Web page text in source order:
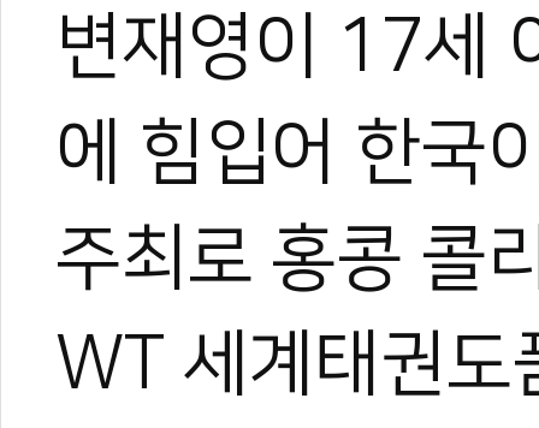
변재영이 17세
에 힘입어 한국
주최로 홍콩 콜
WT 세계태권도